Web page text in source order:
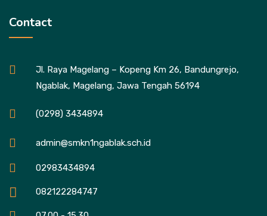
Contact
Jl. Raya Magelang – Kopeng Km 26, Bandungrejo,
Ngablak, Magelang, Jawa Tengah 56194
(0298) 3434894
admin@smkn1ngablak.sch.id
02983434894
082122284747